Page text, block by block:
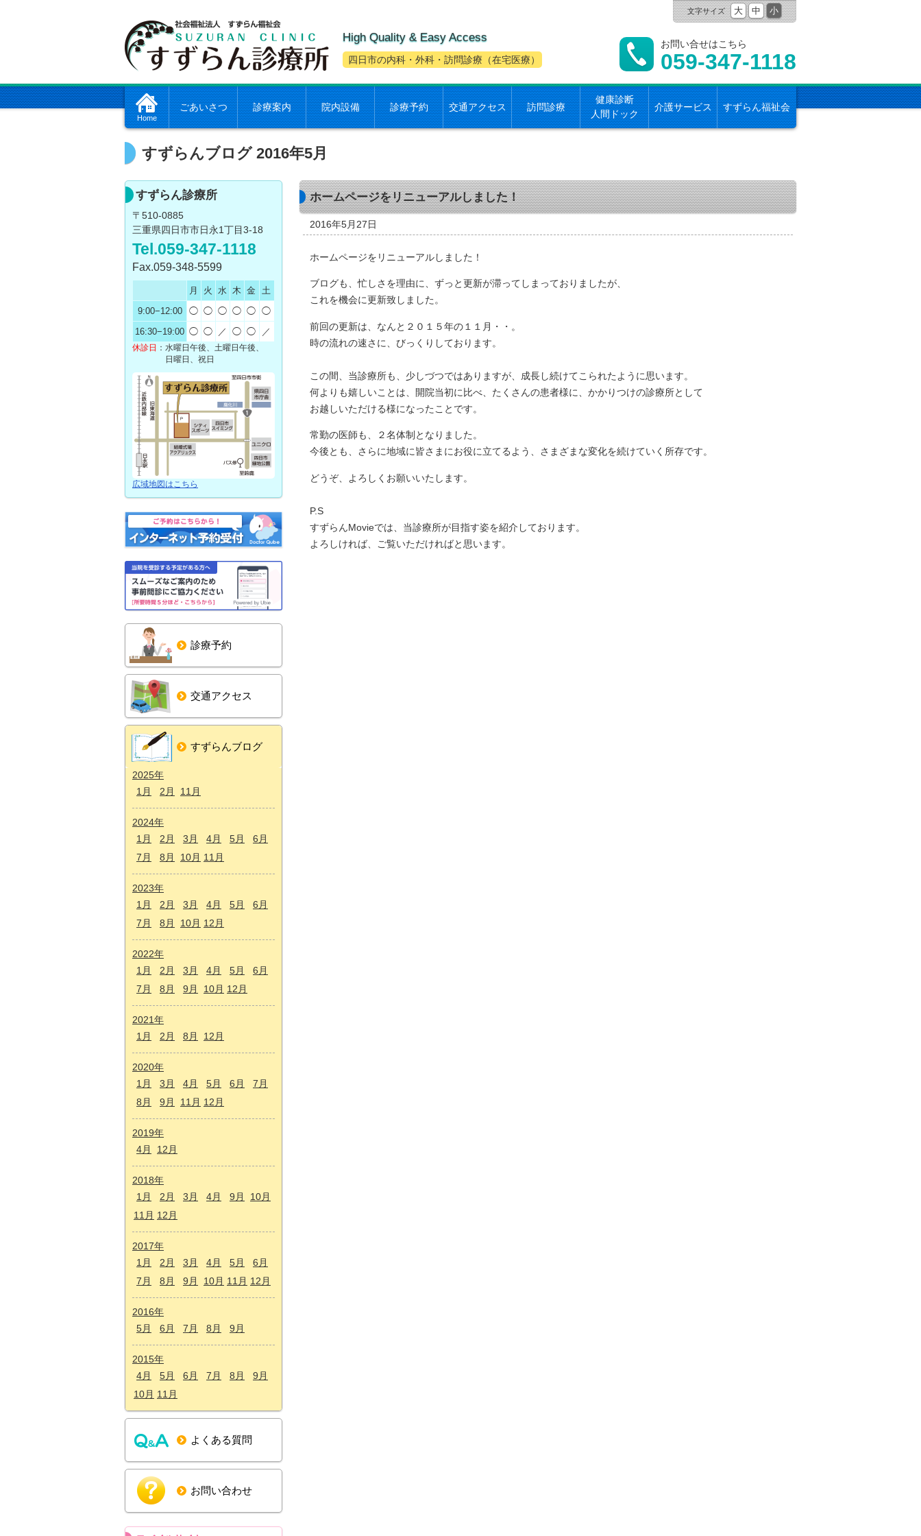
High Quality & Easy Access
四日市の内科・外科・訪問診療（在宅医療）
お問い合せはこちら
059-347-1118
Home
ごあいさつ 診療案内 院内設備 診療予約 交通アクセス 訪問診療
健康診断
人間ドック
介護サービス すずらん福祉会
すずらんブログ 2016年5月
ホームページをリニューアルしました！
2016年5月27日
ホームページをリニューアルしました！
ブログも、忙しさを理由に、ずっと更新が滞ってしまっておりましたが、
これを機会に更新致しました。
前回の更新は、なんと２０１５年の１１月・・。
時の流れの速さに、びっくりしております。
この間、当診療所も、少しづつではありますが、成長し続けてこられたように思います。
何よりも嬉しいことは、開院当初に比べ、たくさんの患者様に、かかりつけの診療所として
お越しいただける様になったことです。
常勤の医師も、２名体制となりました。
今後とも、さらに地域に皆さまにお役に立てるよう、さまざまな変化を続けていく所存です。
どうぞ、よろしくお願いいたします。
P.S
すずらんMovieでは、当診療所が目指す姿を紹介しております。
よろしければ、ご覧いただければと思います。
すずらん診療所
〒510-0885
三重県四日市市日永1丁目3-18
Tel.059-347-1118
Fax.059-348-5599
月 火 水 木 金
土
9:00−12:00 ◯ ◯ ◯ ◯ ◯ ◯
16:30−19:00 ◯ ◯ ／ ◯ ◯ ／
休診日 ： 水曜日午後、土曜日午後、
日曜日、祝日
広域地図はこちら
診療予約
交通アクセス
すずらんブログ
2025年
1月
2月 11月
2024年
1月
2月 3月 4月 5月
6月
7月
8月 10月 11月
2023年
1月
2月 3月 4月 5月
6月
7月
8月 10月 12月
2022年
1月
2月 3月 4月 5月
6月
7月
8月 9月 10月 12月
2021年
1月
2月 8月 12月
2020年
1月
3月 4月 5月 6月
7月
8月
9月 11月 12月
2019年
4月
12月
2018年
1月
2月 3月 4月 9月
10月
11月 12月
2017年
1月
2月 3月 4月 5月
6月
7月
8月 9月 10月 11月 12月
2016年
5月
6月 7月 8月 9月
2015年
4月
5月 6月 7月 8月
9月
10月 11月
よくある質問
お問い合わせ
文字サイズ 大 中 小